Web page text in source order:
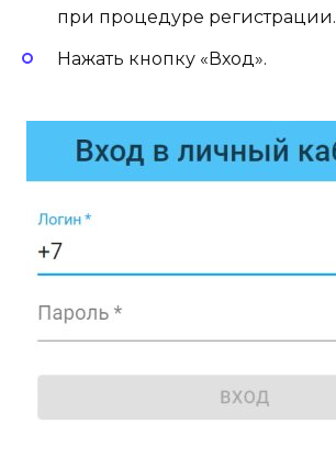
при процедуре регистрации.
Нажать кнопку «Вход».